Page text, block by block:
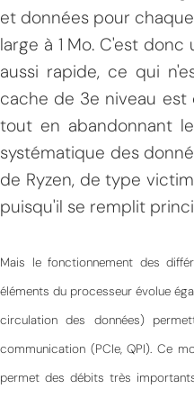
et données pour
large à 1 Mo. C'est
aussi rapide, ce qui
cache de 3e niveau
tout en abandonnant
systématique des
de Ryzen, de type
puisqu'il se remplit
Mais le fonctionnement des
éléments du processeur évolue
circulation des données)
communication (PCIe, QPI). Ce
permet des débits très